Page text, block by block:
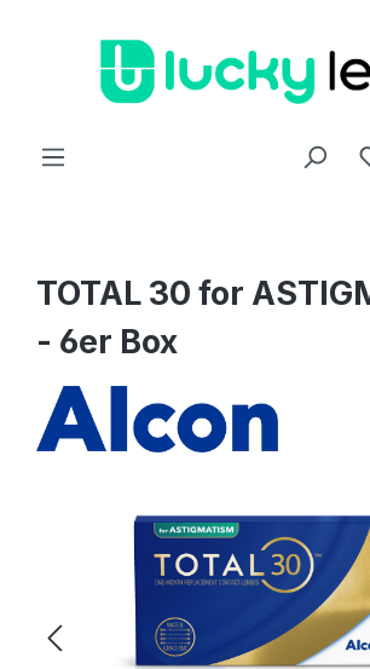
TOTAL 30 for
- 6er Box
Bildergalerie überspringen